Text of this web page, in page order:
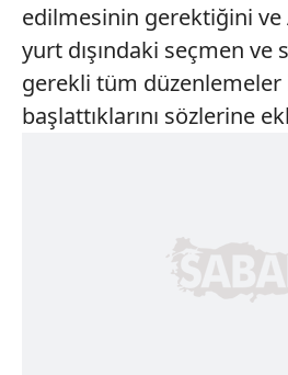
edilmesinin gerektiğini ve
yurt dışındaki seçmen ve
gerekli tüm düzenlemeler
başlattıklarını sözlerine